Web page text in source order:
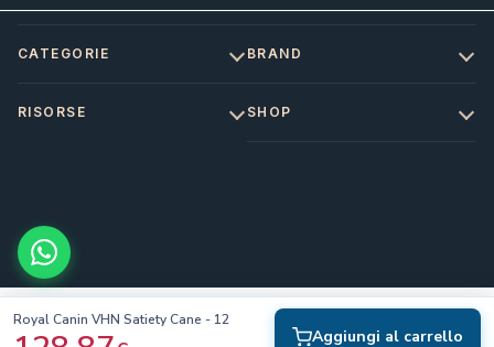
CATEGORIE BRAND
RISORSE SHOP
Royal Canin VHN Satiety Cane - 12
Aggiungi al carrello